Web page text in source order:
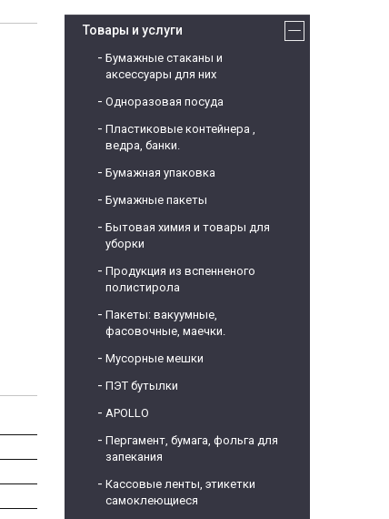
Товары и услуги
Бумажные стаканы и
аксессуары для них
Одноразовая посуда
Пластиковые контейнера ,
ведра, банки.
Бумажная упаковка
Бумажные пакеты
Бытовая химия и товары для
уборки
Продукция из вспенненого
полистирола
Пакеты: вакуумные,
фасовочные, маечки.
Мусорные мешки
ПЭТ бутылки
APOLLO
Пергамент, бумага, фольга для
запекания
Кассовые ленты, этикетки
самоклеющиеся